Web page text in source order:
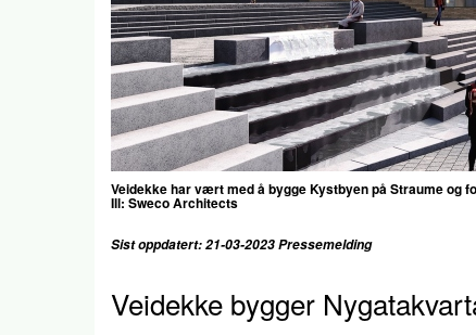
Veidekke har vært med å bygge Kystbyen på Straume og
Ill: Sweco Architects
Sist oppdatert: 21-03-2023 Pressemelding
Veidekke bygger